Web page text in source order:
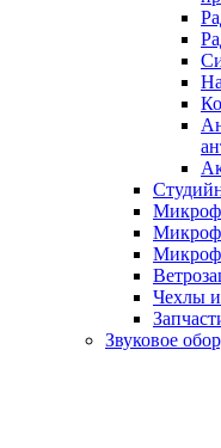
Чехлы
Звуковое